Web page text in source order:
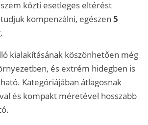
közti esetleges eltérést
kompenzálni, egészen 5
kialakításának köszönhetően még
és extrém hidegben is
Kategóriájában átlagosnak
és kompakt méretével hosszabb